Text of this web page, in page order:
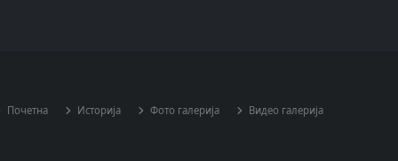
Почетна Историја Фото галерија Видео галерија